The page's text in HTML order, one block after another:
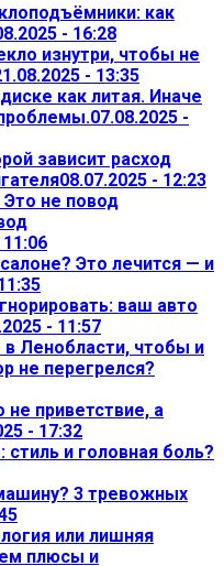
как
- 16:28
изнутри, чтобы не
- 13:35
как литая. Иначе
07.08.2025 -
зависит расход
08.07.2025 - 12:23
Это не повод
Это лечится — и
ваш авто
- 11:57
в Ленобласти, чтобы и
не перегрелся?
приветствие, а
- 17:32
и головная боль?
3 тревожных
или лишняя
плюсы и